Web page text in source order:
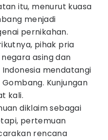
itu, menurut kuasa
menjadi
pernikahan.
pihak pria
asing dan
mendatangi
Kunjungan
kali.
diklaim sebagai
pertemuan
rencana